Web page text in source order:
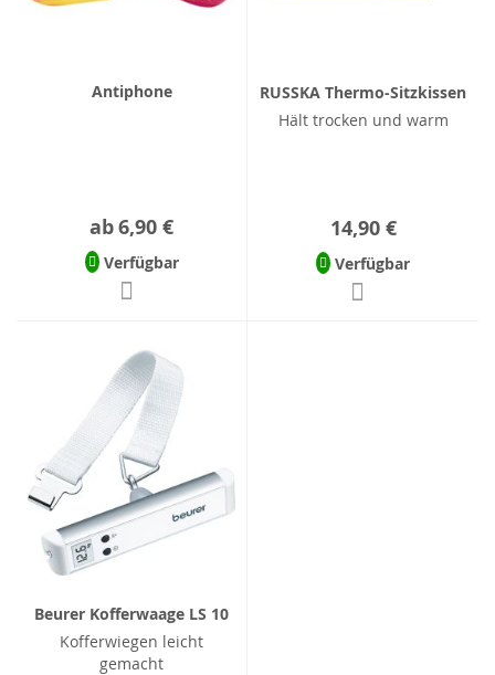
Antiphone
ab6,90 €
Verfügbar
RUSSKA Thermo-Sitzkissen
Hält trocken und warm
14,90 €
Verfügbar
Beurer Kofferwaage LS 10
Kofferwiegen leicht
gemacht